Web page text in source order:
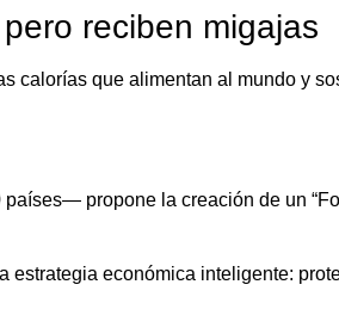
reciben migajas
calorías que alimentan al mundo y
propone la creación de un
económica inteligente: